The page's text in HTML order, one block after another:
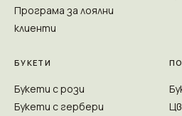
Програма за лоялни
клиенти
БУКЕТИ
Букети с рози
Букети с гербери